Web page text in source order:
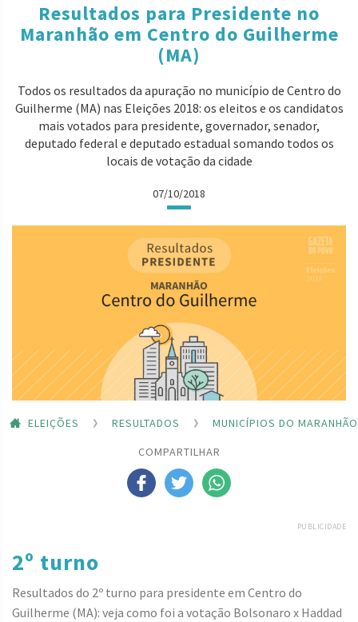
Resultados para Presidente no
Maranhão em Centro do Guilherme
(MA)
Todos os resultados da apuração no município de Centro do
Guilherme (MA) nas Eleições 2018: os eleitos e os candidatos
mais votados para presidente, governador, senador,
deputado federal e deputado estadual somando todos os
locais de votação da cidade
07/10/2018
ELEIÇÕES RESULTADOS
MUNICÍPIOS DO MARANHÃO
COMPARTILHAR
PUBLICIDADE
2º turno
Resultados do 2º turno para presidente em Centro do
Guilherme (MA): veja como foi a votação Bolsonaro x Haddad